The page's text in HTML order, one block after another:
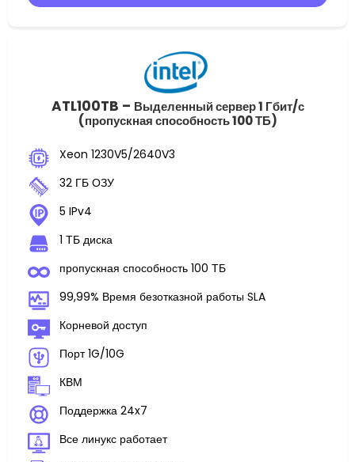
ATL100TB – Выделенный сервер 1 Гбит/с
(пропускная способность 100 ТБ)
Xeon 1230V5/2640V3
32 ГБ ОЗУ
5 IPv4
1 ТБ диска
пропускная способность 100 ТБ
99,99% Время безотказной работы SLA
Корневой доступ
Порт 1G/10G
КВМ
Поддержка 24x7
Все линукс работает